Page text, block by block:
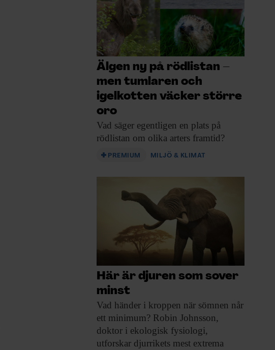
Älgen ny på rödlistan –
men tumlaren och
igelkotten väcker större
oro
Vad säger egentligen en plats på
rödlistan om olika arters framtid?
PREMIUM MILJÖ & KLIMAT
Här är djuren som sover
minst
Vad händer i kroppen när sömnen når
ett minimum? Robin Johnsson,
doktor i ekologisk fysiologi,
utforskar djurrikets mest extrema